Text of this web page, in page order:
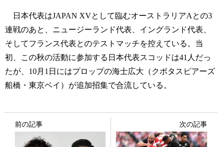
日本代表はJAPAN XVとして臨むオーストラリアAとの3
連戦のあと、ニュージーランド代表、イングランド代表、
そしてフランス代表とのテストマッチを控えている。当
初、この秋の活動に参加する日本代表スコッドは41人だっ
たが、10月1日にはプロップの海士広大（クボタスピアーズ
船橋・東京ベイ）が追加招集で合流している。
前の記事 次の記事